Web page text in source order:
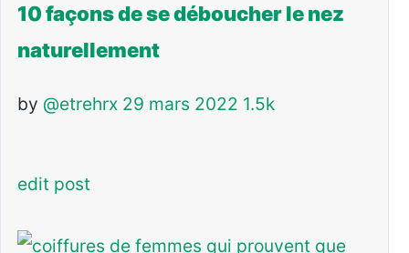
10 façons de se déboucher le nez
naturellement
by @etrehrx 29 mars 2022 1.5k
edit post